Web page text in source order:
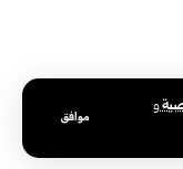
و
موافق